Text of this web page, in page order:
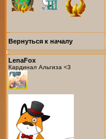
Вернуться к началу
LenaFox
Кардинал Альгиза <3